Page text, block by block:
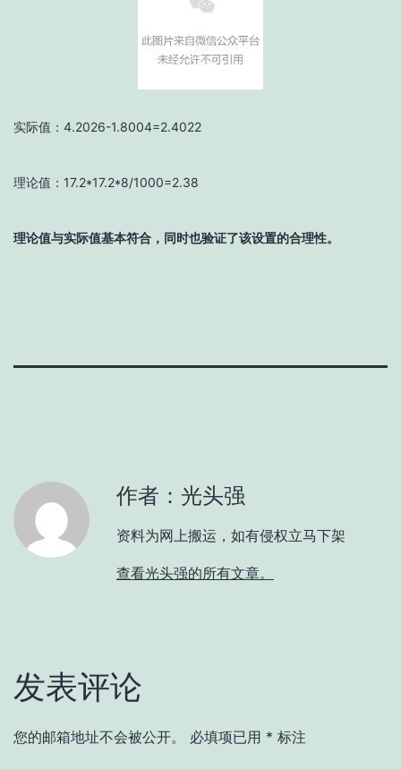
实际值：4.2026-1.8004=2.4022
理论值：17.2*17.2*8/1000=2.38
理论值与实际值基本符合，同时也验证了该设置的合理性。
作者：光头强
资料为网上搬运，如有侵权立马下架
查看光头强的所有文章。
发表评论
您的邮箱地址不会被公开。 必填项已用 * 标注